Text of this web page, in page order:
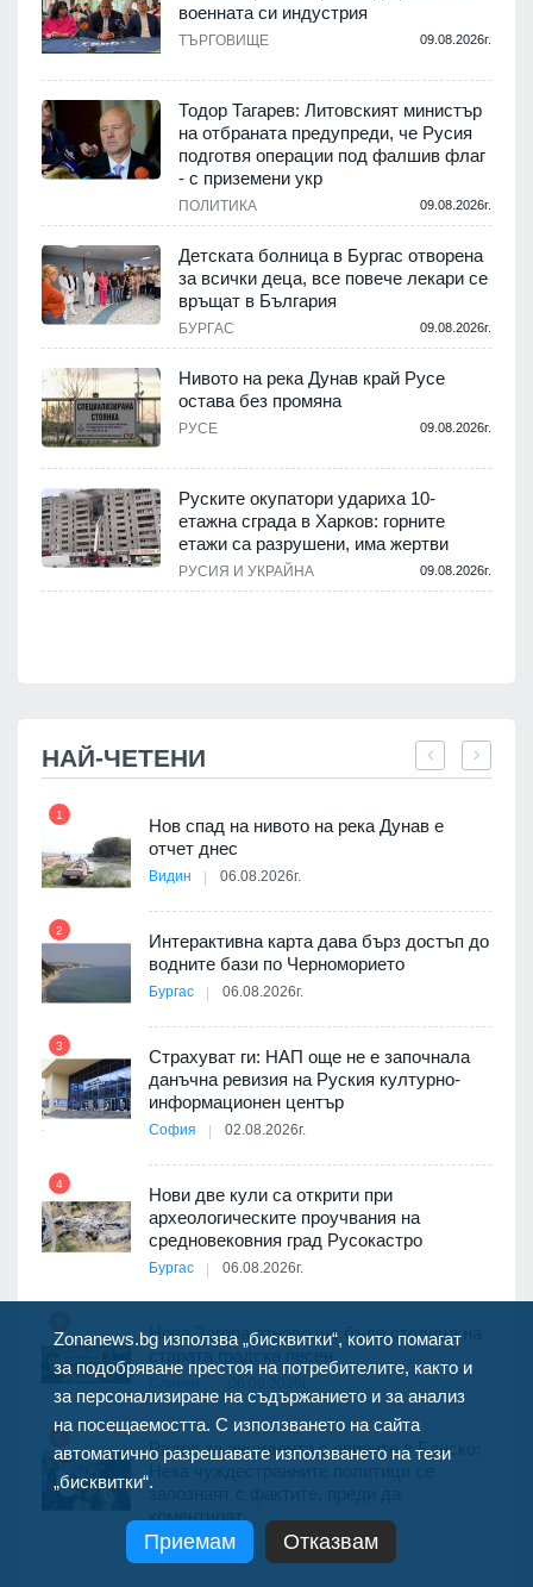
военната си индустрия
ТЪРГОВИЩЕ 09.08.2026г.
Тодор Тагарев: Литовският министър
на отбраната предупреди, че Русия
подготвя операции под фалшив флаг
- с приземени укр
ПОЛИТИКА 09.08.2026г.
Детската болница в Бургас отворена
за всички деца, все повече лекари се
връщат в България
БУРГАС 09.08.2026г.
Нивото на река Дунав край Русе
остава без промяна
РУСЕ 09.08.2026г.
Руските окупатори удариха 10-
етажна сграда в Харков: горните
етажи са разрушени, има жертви
РУСИЯ И УКРАЙНА 09.08.2026г.
НАЙ-ЧЕТЕНИ
1
Нов спад на нивото на река Дунав е
отчет днес
Видин 06.08.2026г.
2
Интерактивна карта дава бърз достъп до
водните бази по Черноморието
Бургас 06.08.2026г.
3
Страхуват ги: НАП още не е започнала
данъчна ревизия на Руския културно-
информационен център
София 02.08.2026г.
4
Нови две кули са открити при
археологическите проучвания на
средновековния град Русокастро
Бургас 06.08.2026г.
Нова Загора отново ще бъде столица на
старата градска песен
Радев за инцидента с евреите в Банско:
запознаят с фактите, преди да
коментират
София-област 06.08.2026г.
Zonanews.bg използва „бисквитки“, които помагат
за подобряване престоя на потребителите, както и
за персонализиране на съдържанието и за анализ
на посещаемостта. С използването на сайта
автоматично разрешавате използването на тези
„бисквитки“.
Приемам Отказвам